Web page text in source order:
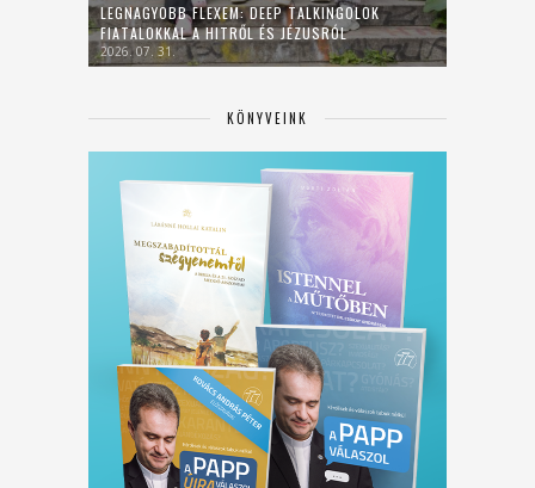
LEGNAGYOBB FLEXEM: DEEP TALKINGOLOK
FIATALOKKAL A HITRŐL ÉS JÉZUSRÓL
2026. 07. 31.
KÖNYVEINK